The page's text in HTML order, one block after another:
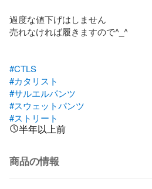
過度な値下げはしません
売れなければ履きますので^_^
#CTLS
#カタリスト
#サルエルパンツ
#スウェットパンツ
#ストリート
半年以上前
商品の情報